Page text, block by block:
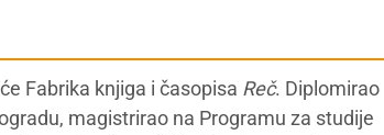
Fabrika knjiga i časopisa Reč. Diplomirao
magistrirao na Programu za studije